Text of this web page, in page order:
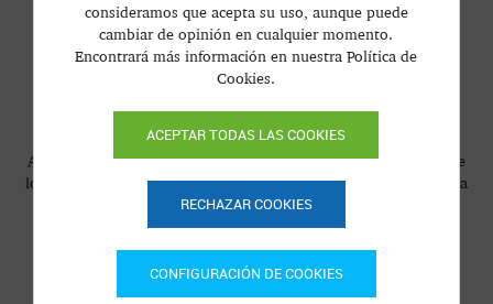
Premios y Menciones
A lo largo de los años, El Astral se ha consolidado como uno de
los mejores pequeños campings del interior de España. Y nuestra
labor se ha visto recompensada con el reconocimiento de
importantes empresas del sector a nivel europeo. Las
relacionamos a continuación.
consideramos que acepta su uso, aunque puede
cambiar de opinión en cualquier momento.
Encontrará más información en nuestra Política de
Cookies.
ACEPTAR TODAS LAS COOKIES
RECHAZAR COOKIES
CONFIGURACIÓN DE COOKIES